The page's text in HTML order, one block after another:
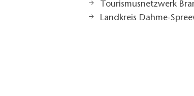
Tourismusnetzwerk
Landkreis Dahme-